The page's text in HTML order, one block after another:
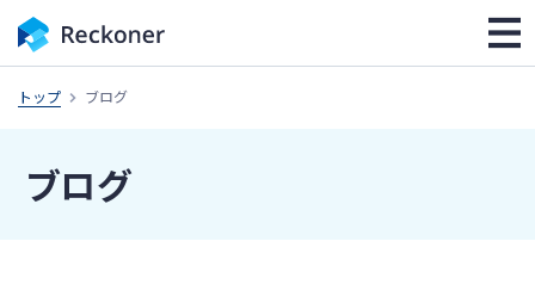
トップ ブログ
ブログ